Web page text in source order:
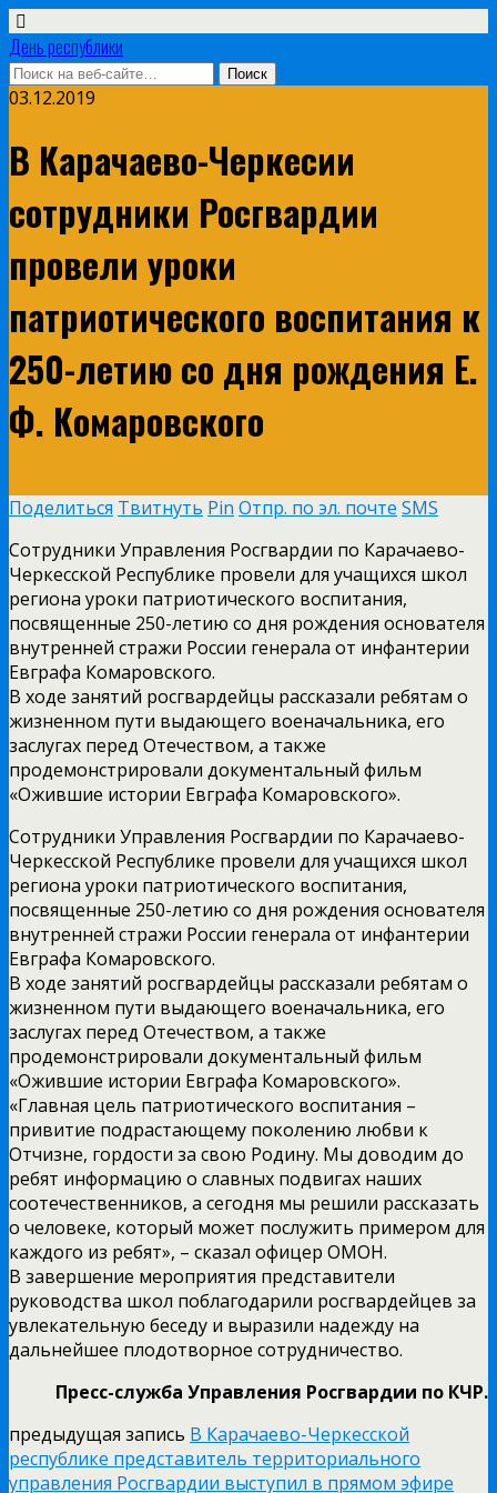
День республики
03.12.2019
В Карачаево-Черкесии
сотрудники Росгвардии
провели уроки
патриотического воспитания к
250-летию со дня рождения Е.
Ф. Комаровского
Поделиться Твитнуть Pin Отпр. по эл. почте SMS
Сотрудники Управления Росгвардии по Карачаево-
Черкесской Республике провели для учащихся школ
региона уроки патриотического воспитания,
посвященные 250-летию со дня рождения основателя
внутренней стражи России генерала от инфантерии
Евграфа Комаровского.
В ходе занятий росгвардейцы рассказали ребятам о
жизненном пути выдающего военачальника, его
заслугах перед Отечеством, а также
продемонстрировали документальный фильм
«Ожившие истории Евграфа Комаровского».
Сотрудники Управления Росгвардии по Карачаево-
Черкесской Республике провели для учащихся школ
региона уроки патриотического воспитания,
посвященные 250-летию со дня рождения основателя
внутренней стражи России генерала от инфантерии
Евграфа Комаровского.
В ходе занятий росгвардейцы рассказали ребятам о
жизненном пути выдающего военачальника, его
заслугах перед Отечеством, а также
продемонстрировали документальный фильм
«Ожившие истории Евграфа Комаровского».
«Главная цель патриотического воспитания –
привитие подрастающему поколению любви к
Отчизне, гордости за свою Родину. Мы доводим до
ребят информацию о славных подвигах наших
соотечественников, а сегодня мы решили рассказать
о человеке, который может послужить примером для
каждого из ребят», – сказал офицер ОМОН.
В завершение мероприятия представители
руководства школ поблагодарили росгвардейцев за
увлекательную беседу и выразили надежду на
дальнейшее плодотворное сотрудничество.
Пресс-служба Управления Росгвардии по КЧР.
предыдущая запись В Карачаево-Черкесской
республике представитель территориального
управления Росгвардии выступил в прямом эфире